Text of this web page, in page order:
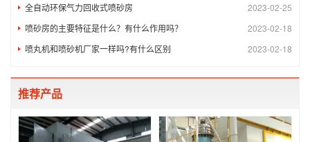
2023-02-25
全自动环保气力回收式喷砂房
2023-02-18
喷砂房的主要特征是什么？有什么作用吗？
2023-02-18
喷丸机和喷砂机厂家一样吗?有什么区别
推荐产品